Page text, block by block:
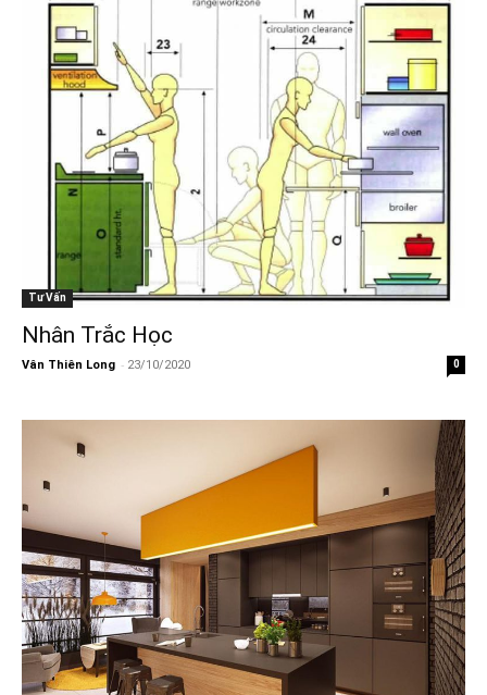
Tư Vấn
Nhân Trắc Học
Vân Thiên Long - 23/10/2020 0